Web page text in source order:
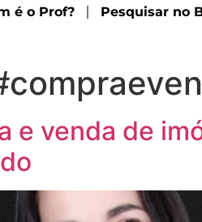
é o Prof? Pesquisar no
e venda de